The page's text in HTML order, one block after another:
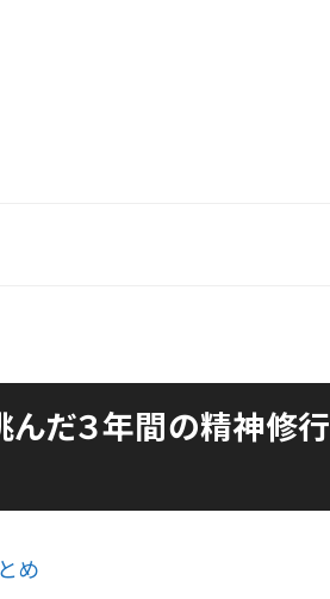
んだ３年間の精神修行
め